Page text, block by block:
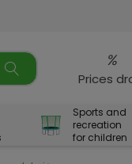
%
Prices
Sports and
recreation
for children